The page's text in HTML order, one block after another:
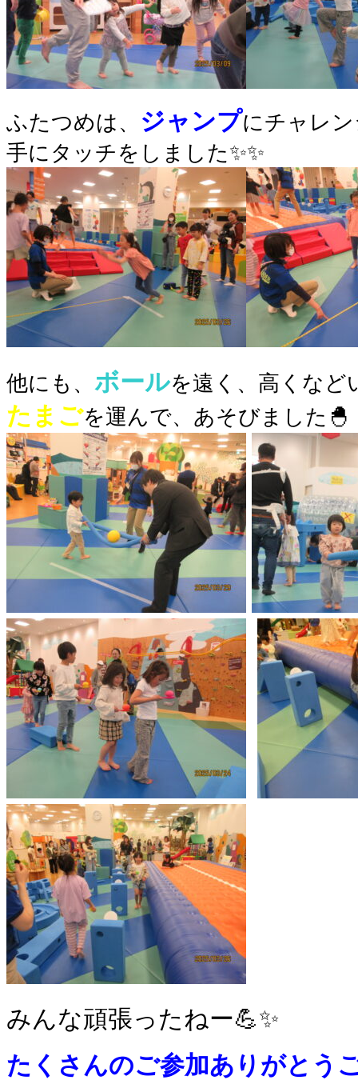
ふたつめは、 ジャンプにチャレ
手にタッチをしました✨✨
他にも、 ボールを遠く、高くなど
たまごを運んで、あそびました🐣
みんな頑張ったねー💪✨
たくさんのご参加ありがとう